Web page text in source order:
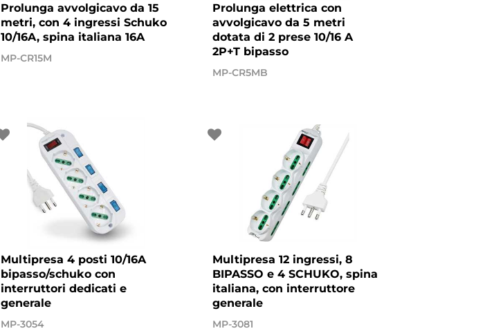
Prolunga avvolgicavo da 15
metri, con 4 ingressi Schuko
10/16A, spina italiana 16A
MP-CR15M
Prolunga elettrica con
avvolgicavo da 5 metri
dotata di 2 prese 10/16 A
2P+T bipasso
MP-CR5MB
Multipresa 4 posti 10/16A
bipasso/schuko con
interruttori dedicati e
generale
MP-3054
Multipresa 12 ingressi, 8
BIPASSO e 4 SCHUKO, spina
italiana, con interruttore
generale
MP-3081